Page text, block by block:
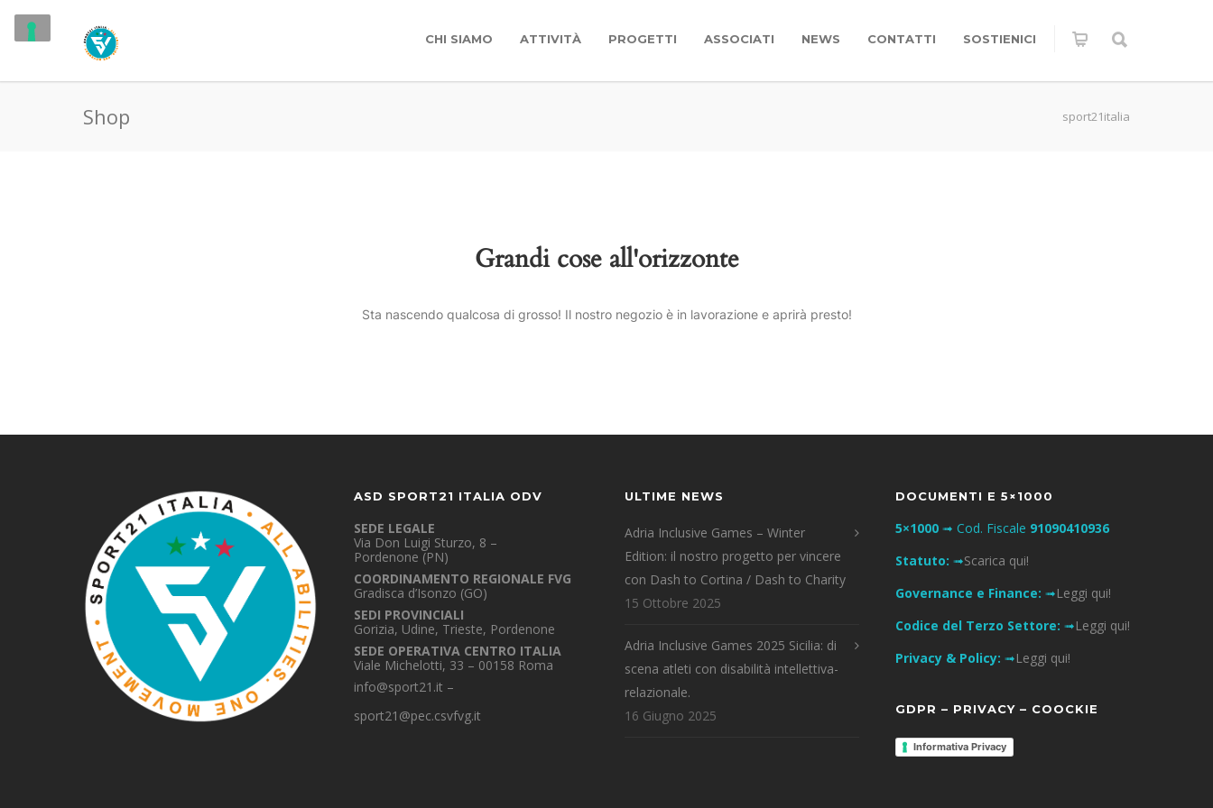
CHI SIAMO ATTIVITÀ PROGETTI ASSOCIATI NEWS CONTATTI SOSTIENICI
Shop sport21italia
Grandi cose all'orizzonte
Sta nascendo qualcosa di grosso! Il nostro negozio è in lavorazione e aprirà presto!
ASD SPORT21 ITALIA ODV
SEDE LEGALE
Via Don Luigi Sturzo, 8 –
Pordenone (PN)
COORDINAMENTO REGIONALE FVG
Gradisca d’Isonzo (GO)
SEDI PROVINCIALI
Gorizia, Udine, Trieste, Pordenone
SEDE OPERATIVA CENTRO ITALIA
Viale Michelotti, 33 – 00158 Roma
info@sport21.it –
sport21@pec.csvfvg.it
ULTIME NEWS
Adria Inclusive Games – Winter
Edition: il nostro progetto per vincere
con Dash to Cortina / Dash to Charity
15 Ottobre 2025
Adria Inclusive Games 2025 Sicilia: di
scena atleti con disabilità intellettiva-
relazionale.
16 Giugno 2025
DOCUMENTI E 5×1000
5×1000 ➟ Cod. Fiscale 91090410936
Statuto: ➟Scarica qui!
Governance e Finance: ➟Leggi qui!
Codice del Terzo Settore: ➟Leggi qui!
Privacy & Policy: ➟Leggi qui!
GDPR – PRIVACY – COOCKIE
Informativa Privacy